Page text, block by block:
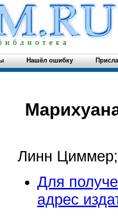
Нашёл ошибку
Линн
Для
адрес